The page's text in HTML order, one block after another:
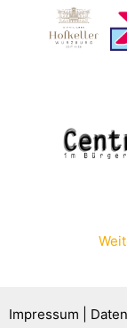
Impressum